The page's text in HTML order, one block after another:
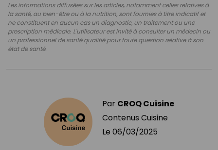
Les informations diffusées sur les articles, notamment celles relatives à
la santé, au bien-être ou à la nutrition, sont fournies à titre indicatif et
ne constituent en aucun cas un diagnostic, un traitement ou une
prescription médicale. L'utilisateur est invité à consulter un médecin ou
un professionnel de santé qualifié pour toute question relative à son
état de santé.
Par CROQ Cuisine
Contenus Cuisine
Le 06/03/2025